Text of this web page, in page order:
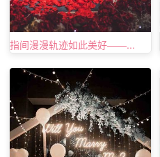
指间漫漫轨迹如此美好——...